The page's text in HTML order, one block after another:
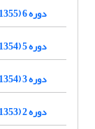
دوره 6 (1355)
دوره 5 (1354)
دوره 3 (1354)
دوره 2 (1353)